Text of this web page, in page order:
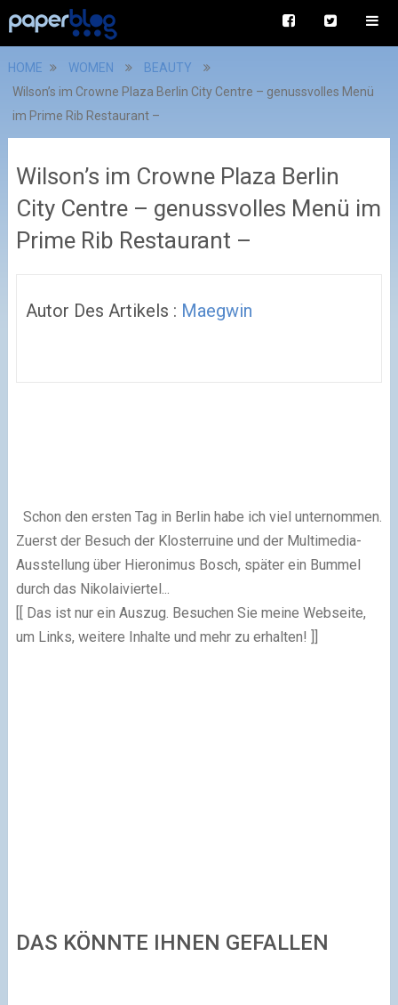
HOME WOMEN
BEAUTY
Wilson’s im Crowne Plaza Berlin City Centre – genussvolles Menü
im Prime Rib Restaurant –
Wilson’s im Crowne Plaza Berlin
City Centre – genussvolles Menü im
Prime Rib Restaurant –
Autor Des Artikels : Maegwin
Schon den ersten Tag in Berlin habe ich viel unternommen.
Zuerst der Besuch der Klosterruine und der Multimedia-
Ausstellung über Hieronimus Bosch, später ein Bummel
durch das Nikolaiviertel...
[[ Das ist nur ein Auszug. Besuchen Sie meine Webseite,
um Links, weitere Inhalte und mehr zu erhalten! ]]
DAS KÖNNTE IHNEN GEFALLEN